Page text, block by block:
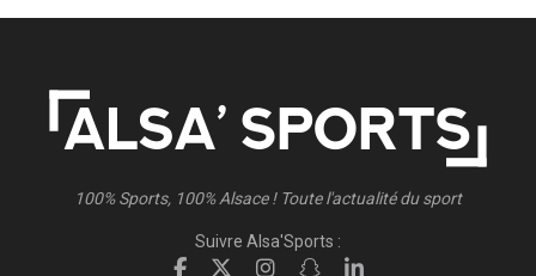
100% Sports, 100% Alsace ! Toute l'actualité du sport
Suivre Alsa'Sports :